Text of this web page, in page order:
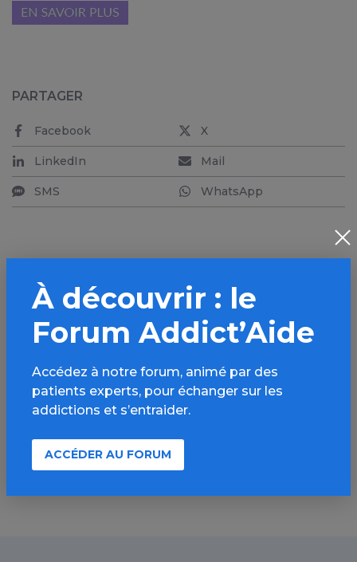
PARTAGER
Facebook X
LinkedIn Mail
SMS WhatsApp
Aller plus loin sur
l’espace Cannabis
bonnes pratiques, FAQ, annuaires,
ressources, actualités...
Découvrir
À découvrir : le
Forum Addict’Aide
Accédez à notre forum, animé par des
patients experts, pour échanger sur les
addictions et s’entraider.
ACCÉDER AU FORUM